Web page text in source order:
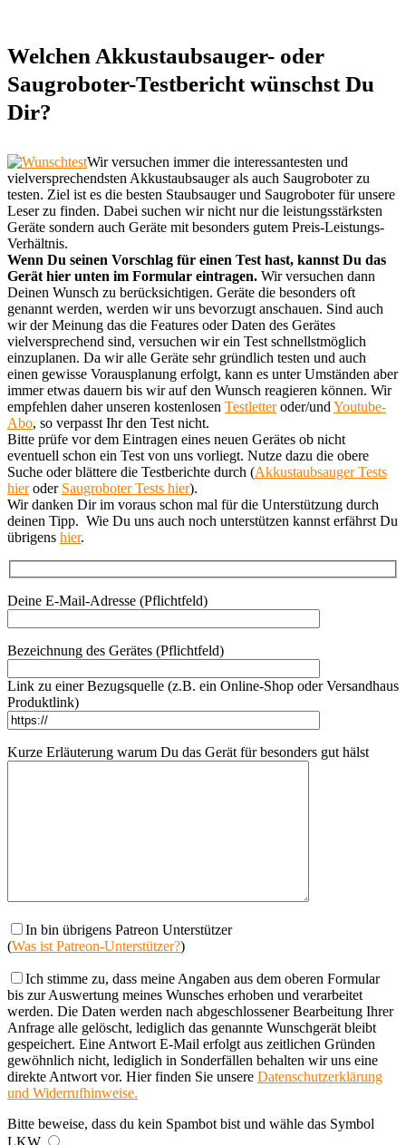
Welchen Akkustaubsauger- oder
Saugroboter-Testbericht wünschst Du
Dir?
Wir versuchen immer die interessantesten und
vielversprechendsten Akkustaubsauger als auch Saugroboter zu
testen. Ziel ist es die besten Staubsauger und Saugroboter für unsere
Leser zu finden. Dabei suchen wir nicht nur die leistungsstärksten
Geräte sondern auch Geräte mit besonders gutem Preis-Leistungs-
Verhältnis.
Wenn Du seinen Vorschlag für einen Test hast, kannst Du das
Gerät hier unten im Formular eintragen. Wir versuchen dann
Deinen Wunsch zu berücksichtigen. Geräte die besonders oft
genannt werden, werden wir uns bevorzugt anschauen. Sind auch
wir der Meinung das die Features oder Daten des Gerätes
vielversprechend sind, versuchen wir ein Test schnellstmöglich
einzuplanen. Da wir alle Geräte sehr gründlich testen und auch
einen gewisse Vorausplanung erfolgt, kann es unter Umständen aber
immer etwas dauern bis wir auf den Wunsch reagieren können. Wir
empfehlen daher unseren kostenlosen Testletteroder/und Youtube-
Abo, so verpasst Ihr den Test nicht.
Bitte prüfe vor dem Eintragen eines neuen Gerätes ob nicht
eventuell schon ein Test von uns vorliegt. Nutze dazu die obere
Suche oder blättere die Testberichte durch (Akkustaubsauger Tests
hieroder Saugroboter Tests hier).
Wir danken Dir im voraus schon mal für die Unterstützung durch
deinen Tipp. Wie Du uns auch noch unterstützen kannst erfährst Du
übrigens hier.
Deine E-Mail-Adresse (Pflichtfeld)
Bezeichnung des Gerätes (Pflichtfeld)
Link zu einer Bezugsquelle (z.B. ein Online-Shop oder Versandhaus
Produktlink)
Kurze Erläuterung warum Du das Gerät für besonders gut hälst
In bin übrigens Patreon Unterstützer
(Was ist Patreon-Unterstützer?)
Ich stimme zu, dass meine Angaben aus dem oberen Formular
bis zur Auswertung meines Wunsches erhoben und verarbeitet
werden. Die Daten werden nach abgeschlossener Bearbeitung Ihrer
Anfrage alle gelöscht, lediglich das genannte Wunschgerät bleibt
gespeichert. Eine Antwort E-Mail erfolgt aus zeitlichen Gründen
gewöhnlich nicht, lediglich in Sonderfällen behalten wir uns eine
direkte Antwort vor. Hier finden Sie unsere Datenschutzerklärung
und Widerrufhinweise.
Bitte beweise, dass du kein Spambot bist und wähle das Symbol
LKW.